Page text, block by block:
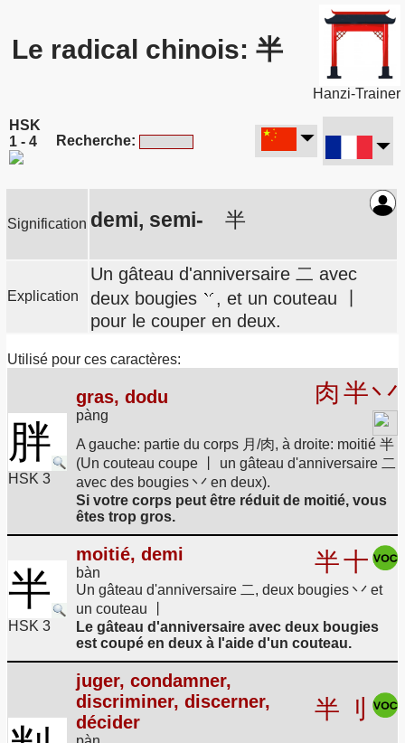
Le radical chinois: 半
Hanzi-Trainer
HSK
1 - 4
Recherche:
Signification demi, semi- 半
Explication
Un gâteau d'anniversaire 二 avec
deux bougies
, et un couteau 丨
pour le couper en deux.
Utilisé pour ces caractères:
胖
HSK 3
gras, dodu
pàng
肉半丷
A gauche: partie du corps 月/肉, à droite: moitié 半
(Un couteau coupe 丨 un gâteau d'anniversaire 二
avec des bougies 丷 en deux).
Si votre corps peut être réduit de moitié, vous
êtes trop gros.
半
HSK 3
moitié, demi
bàn 半十
Un gâteau d'anniversaire 二, deux bougies 丷 et
un couteau 丨
Le gâteau d'anniversaire avec deux bougies
est coupé en deux à l'aide d'un couteau.
juger, condamner,
discriminer, discerner,
décider
半 刂